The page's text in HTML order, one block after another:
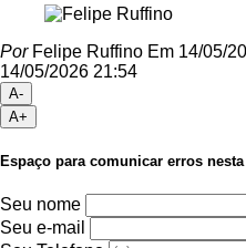
PorFelipe Ruffino Em 14/05/
14/05/2026 21:54
A-
A+
Espaço para comunicar erros
Seu nome
Seu e-mail